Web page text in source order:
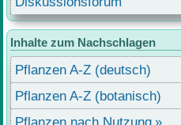
Inhalte zum Nachschlagen
Pflanzen A-Z (deutsch)
Pflanzen A-Z (botanisch)